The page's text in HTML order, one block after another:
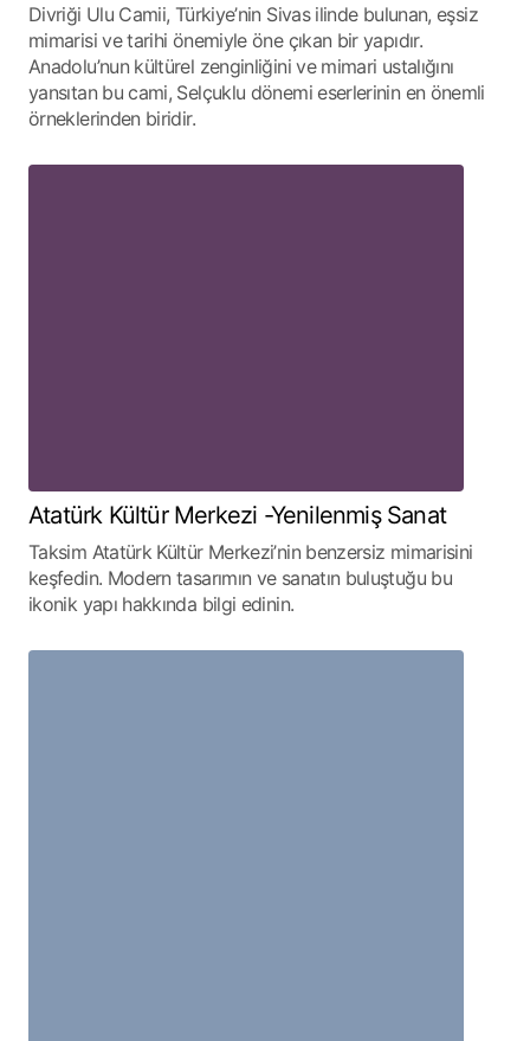
Divriği Ulu Camii, Türkiye’nin Sivas ilinde bulunan, eşsiz
mimarisi ve tarihi önemiyle öne çıkan bir yapıdır.
Anadolu’nun kültürel zenginliğini ve mimari ustalığını
yansıtan bu cami, Selçuklu dönemi eserlerinin en önemli
örneklerinden biridir.
Atatürk Kültür Merkezi -Yenilenmiş Sanat
Taksim Atatürk Kültür Merkezi’nin benzersiz mimarisini
keşfedin. Modern tasarımın ve sanatın buluştuğu bu
ikonik yapı hakkında bilgi edinin.